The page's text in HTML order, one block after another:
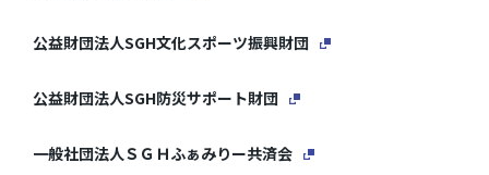
公益財団法人SGH文化スポーツ振興財団
公益財団法人SGH防災サポート財団
一般社団法人ＳＧＨふぁみりー共済会